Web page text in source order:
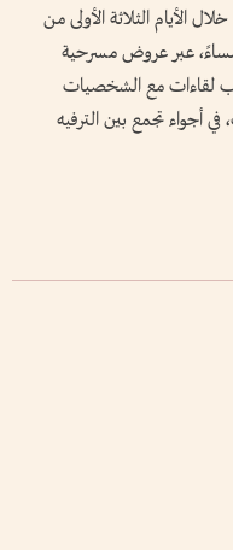
الأيام الثلاثة الأولى من
من الساعة 9:00 صباحاً حتى 8:00 مساءً، عبر عروض مسرحية
لقاءات مع الشخصيات
أجواء تجمع بين الترفيه